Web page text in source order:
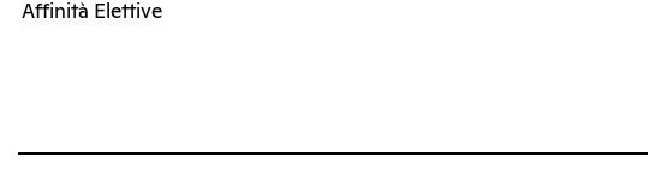
Affinità Elettive